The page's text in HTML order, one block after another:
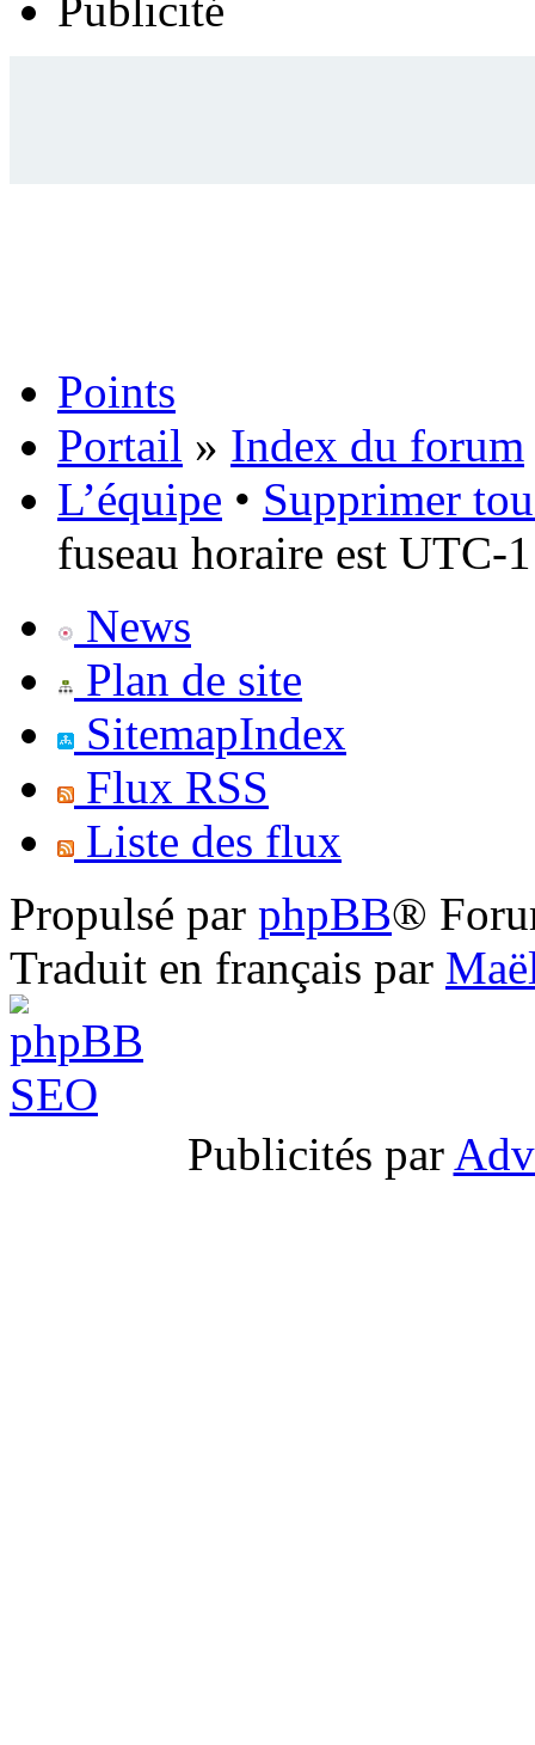
Points
Portail » Index du forum
L’équipe • Supprimer
fuseau horaire est UTC-
News
Plan de site
SitemapIndex
Flux RSS
Liste des flux
Propulsé par phpBB®
Traduit en français par
Publicités par